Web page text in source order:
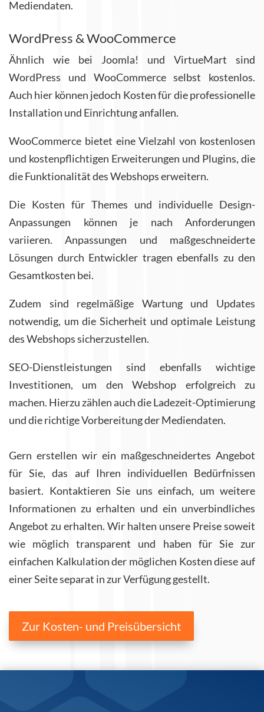
Mediendaten.
WordPress & WooCommerce
Ähnlich wie bei Joomla! und VirtueMart sind
WordPress und WooCommerce selbst kostenlos.
Auch hier können jedoch Kosten für die professionelle
Installation und Einrichtung anfallen.
WooCommerce bietet eine Vielzahl von kostenlosen
und kostenpflichtigen Erweiterungen und Plugins, die
die Funktionalität des Webshops erweitern.
Die Kosten für Themes und individuelle Design-
Anpassungen können je nach Anforderungen
variieren. Anpassungen und maßgeschneiderte
Lösungen durch Entwickler tragen ebenfalls zu den
Gesamtkosten bei.
Zudem sind regelmäßige Wartung und Updates
notwendig, um die Sicherheit und optimale Leistung
des Webshops sicherzustellen.
SEO-Dienstleistungen sind ebenfalls wichtige
Investitionen, um den Webshop erfolgreich zu
machen. Hierzu zählen auch die Ladezeit-Optimierung
und die richtige Vorbereitung der Mediendaten.
Gern erstellen wir ein maßgeschneidertes Angebot
für Sie, das auf Ihren individuellen Bedürfnissen
basiert. Kontaktieren Sie uns einfach, um weitere
Informationen zu erhalten und ein unverbindliches
Angebot zu erhalten. Wir halten unsere Preise soweit
wie möglich transparent und haben für Sie zur
einfachen Kalkulation der möglichen Kosten diese auf
einer Seite separat in zur Verfügung gestellt.
Zur Kosten- und Preisübersicht